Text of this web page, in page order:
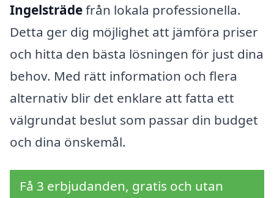
Ingelsträdefrån lokala professionella.
Detta ger dig möjlighet att jämföra priser
och hitta den bästa lösningen för just dina
behov. Med rätt information och flera
alternativ blir det enklare att fatta ett
välgrundat beslut som passar din budget
och dina önskemål.
Få 3 erbjudanden, gratis och utan